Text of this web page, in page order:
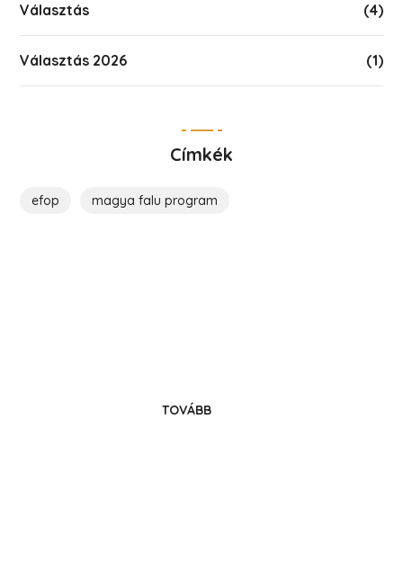
Választás (4)
Választás 2026 (1)
Címkék
efop magya falu program
TOVÁBB